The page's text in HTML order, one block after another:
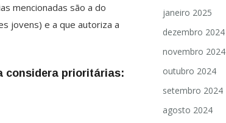
mencionadas são a do
jovens) e a que autoriza a
considera prioritárias:
janeiro 2025
dezembro 2024
novembro 2024
outubro 2024
setembro 2024
agosto 2024